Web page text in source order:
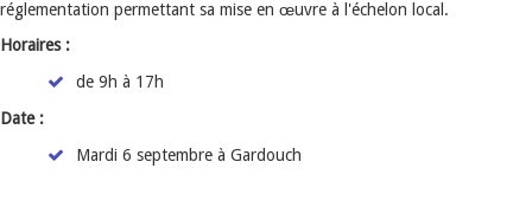
réglementation permettant sa mise en œuvre à l'échelon local.
Horaires :
de 9h à 17h
Date :
Mardi 6 septembre à Gardouch